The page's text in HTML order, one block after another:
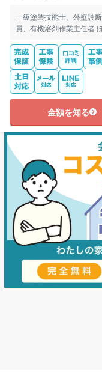
一級塗装技能士、外壁診
員、有機溶剤作業主任者
金額を知る